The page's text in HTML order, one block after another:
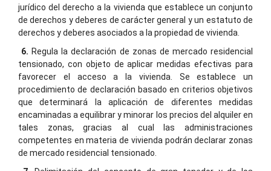
jurídico del derecho a la vivienda que establece un conjunto
de derechos y deberes de carácter general y un estatuto de
derechos y deberes asociados a la propiedad de vivienda.
6. Regula la declaración de zonas de mercado residencial
tensionado, con objeto de aplicar medidas efectivas para
favorecer el acceso a la vivienda. Se establece un
procedimiento de declaración basado en criterios objetivos
que determinará la aplicación de diferentes medidas
encaminadas a equilibrar y minorar los precios del alquiler en
tales zonas, gracias al cual las administraciones
competentes en materia de vivienda podrán declarar zonas
de mercado residencial tensionado.